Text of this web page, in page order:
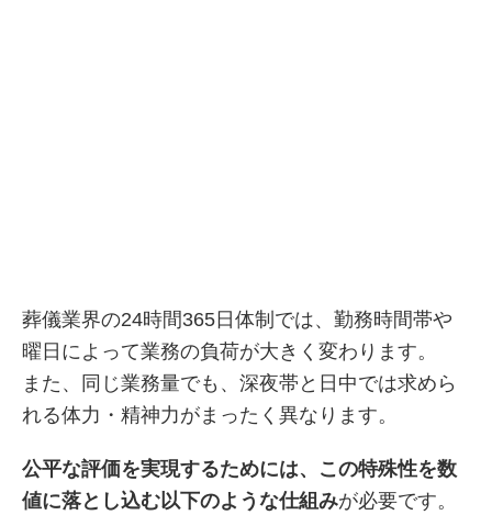
葬儀業界の24時間365日体制では、勤務時間帯や
曜日によって業務の負荷が大きく変わります。
また、同じ業務量でも、深夜帯と日中では求めら
れる体力・精神力がまったく異なります。
公平な評価を実現するためには、この特殊性を数
値に落とし込む以下のような仕組みが必要です。